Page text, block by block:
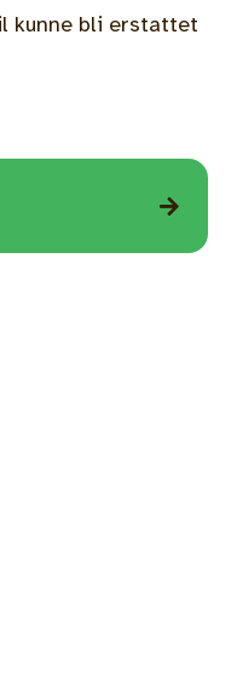
kunne bli erstattet